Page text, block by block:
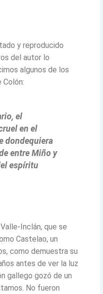
y reproducido
del autor lo
algunos de los
Colón:
el
en el
dondequiera
entre Miño y
espíritu
Inclán, que se
Castelao, un
como demuestra su
antes de ver la luz
gallego gozó de un
No fueron